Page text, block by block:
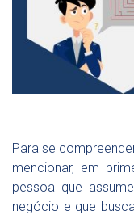
Para se
mencionar, em
pessoa que
negócio e que